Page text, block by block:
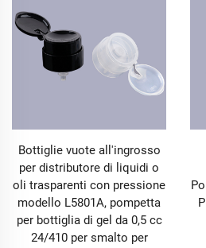
Bottiglie vuote all'ingrosso
per distributore di liquidi o
oli trasparenti con pressione
modello L5801A, pompetta
per bottiglia di gel da 0,5 cc
24/410 per smalto per